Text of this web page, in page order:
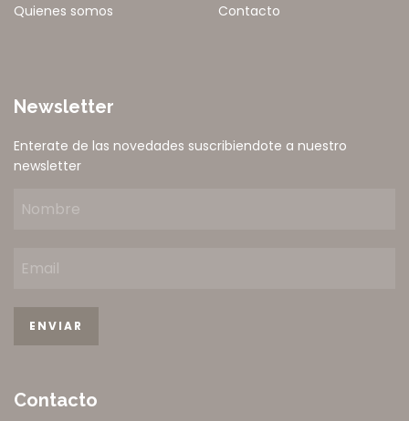
Quienes somos Contacto
Newsletter
Enterate de las novedades suscribiendote a nuestro
newsletter
Contacto